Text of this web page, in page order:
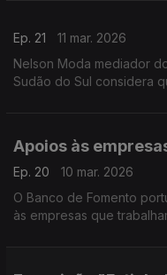
projeto Found You, uma
turísticas a experiências
locais. Reportagem de
Ep. 21
11 mar. 2026
Nelson Moda mediador
Sudão do Sul considera que a guerra mergulhou o país
Apoios às
Ep. 20
10 mar. 2026
O Banco de Fomento
às empresas que